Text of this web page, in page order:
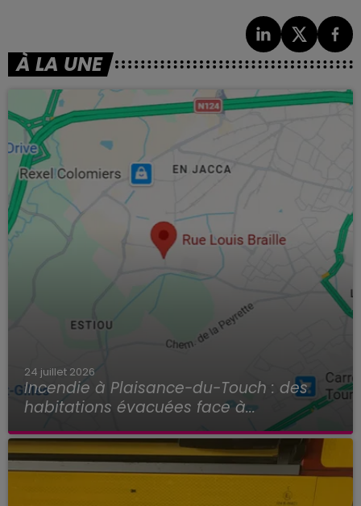
À LA UNE
24 juillet 2026
Incendie à Plaisance-du-Touch : des
habitations évacuées face à...